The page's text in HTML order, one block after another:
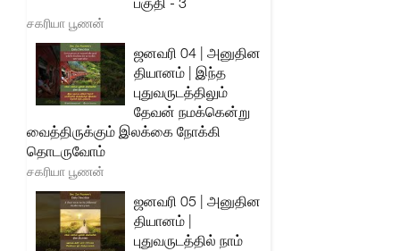
சகரியா பூணன்
ஜனவரி 04 | அனுதின
தியானம் | இந்த
புதுவருடத்திலும்
தேவன் நமக்கென்று
வைத்திருக்கும் இலக்கை நோக்கி
தொடருவோம்
சகரியா பூணன்
ஜனவரி 05 | அனுதின
தியானம் |
புதுவருடத்தில் நாம்